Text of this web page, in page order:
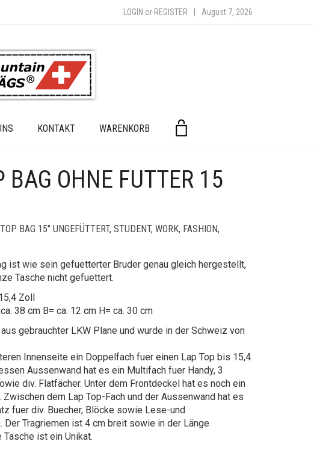
LOGIN or REGISTER August 7, 2026
KONTAKT WARENKORB
BAG OHNE FUTTER 15
BAG 15" UNGEFÜTTERT, STUDENT, WORK, FASHION,
ist wie sein gefuetterter Bruder genau gleich hergestellt,
Tasche nicht gefuettert.
Zoll
38 cm B= ca. 12 cm H= ca. 30 cm
gebrauchter LKW Plane und wurde in der Schweiz von
Innenseite ein Doppelfach fuer einen Lap Top bis 15,4
Aussenwand hat es ein Multifach fuer Handy, 3
div. Flatfächer. Unter dem Frontdeckel hat es noch ein
dem Lap Top-Fach und der Aussenwand hat es
fuer div. Buecher, Blöcke sowie Lese-und
Der Tragriemen ist 4 cm breit sowie in der Länge
ist ein Unikat.